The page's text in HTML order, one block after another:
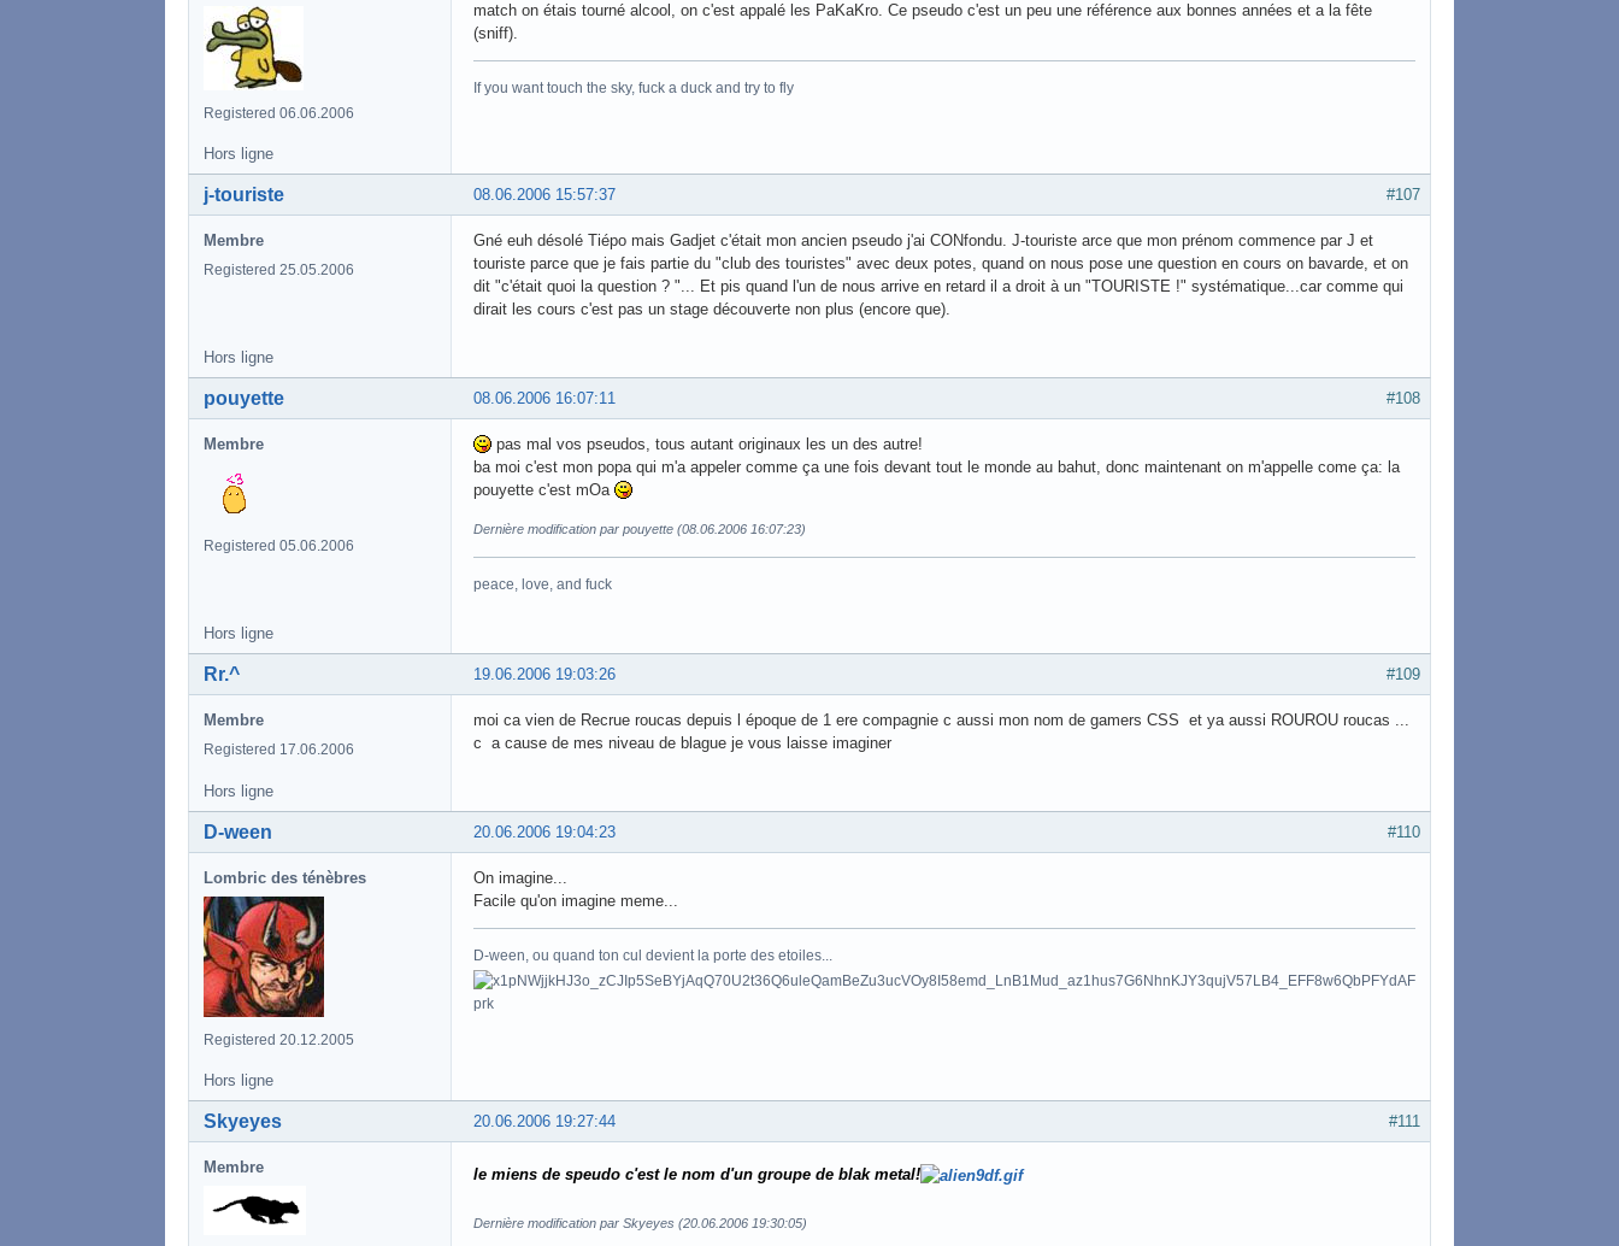
Registered 06.06.2006
match on étais tourné alcool, on c'est appalé les PaKaKro. Ce pseudo c'est un peu une référence aux bonnes années et a la fête
(sniff).
If you want touch the sky, fuck a duck and try to fly
Hors ligne
#107
08.06.2006 15:57:37
j-touriste
Membre
Registered 25.05.2006
Gné euh désolé Tiépo mais Gadjet c'était mon ancien pseudo j'ai CONfondu. J-touriste arce que mon prénom commence par J et
touriste parce que je fais partie du "club des touristes" avec deux potes, quand on nous pose une question en cours on bavarde, et on
dit "c'était quoi la question ? "... Et pis quand l'un de nous arrive en retard il a droit à un "TOURISTE !" systématique...car comme qui
dirait les cours c'est pas un stage découverte non plus (encore que).
Hors ligne
#108
08.06.2006 16:07:11
pouyette
Membre
Registered 05.06.2006
pas mal vos pseudos, tous autant originaux les un des autre!
ba moi c'est mon popa qui m'a appeler comme ça une fois devant tout le monde au bahut, donc maintenant on m'appelle come ça: la
pouyette c'est mOa
Dernière modification par pouyette (08.06.2006 16:07:23)
peace, love, and fuck
Hors ligne
#109
19.06.2006 19:03:26
Rr.^
Membre
Registered 17.06.2006
moi ca vien de Recrue roucas depuis l époque de 1 ere compagnie c aussi mon nom de gamers CSS et ya aussi ROUROU roucas ...
c a cause de mes niveau de blague je vous laisse imaginer
Hors ligne
#110
20.06.2006 19:04:23
D-ween
Lombric des ténèbres
Registered 20.12.2005
On imagine...
Facile qu'on imagine meme...
D-ween, ou quand ton cul devient la porte des etoiles...
Hors ligne
#111
20.06.2006 19:27:44
Skyeyes
Membre le miens de speudo c'est le nom d'un groupe de blak metal!
Dernière modification par Skyeyes (20.06.2006 19:30:05)